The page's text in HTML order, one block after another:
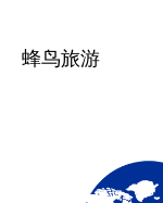
蜂鸟旅游